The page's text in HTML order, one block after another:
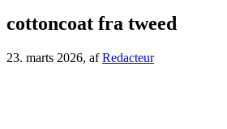
cottoncoat fra tweed
23. marts 2026, afRedacteur